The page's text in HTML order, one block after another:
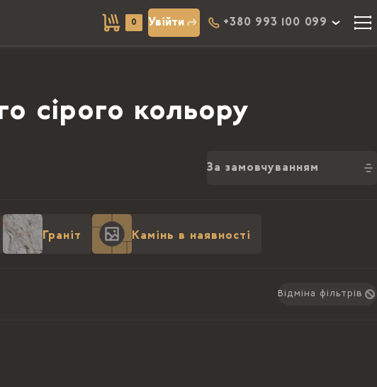
0 Увійти +380 993 100 099
сірого кольору
За замовчуванням
Граніт Камінь в наявності
Відміна фільтрів